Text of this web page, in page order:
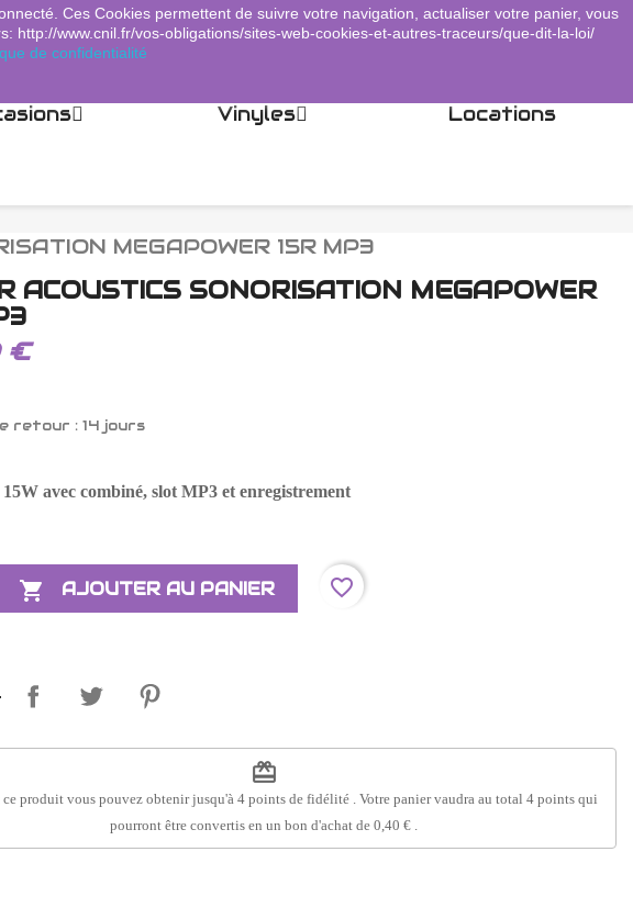
 Connexion shopping_cart Panier (0)
Vinyles Locations
MEGAPOWER 15R MP3
ACOUSTICS SONORISATION MEGAPOWER
€
retour : 14 jours
avec combiné, slot MP3 et enregistrement
 AJOUTER AU PANIER favorite_border
redeem
ce produit vous pouvez obtenir jusqu'à 4 points de fidélité . Votre panier vaudra au total 4 points qui
pourront être convertis en un bon d'achat de 0,40 €
Ces Cookies permettent de suivre votre navigation, actualiser votre panier, vous
www.cnil.fr/vos-obligations/sites-web-cookies-et-autres-traceurs/que-dit-la-loi/
de confidentialité